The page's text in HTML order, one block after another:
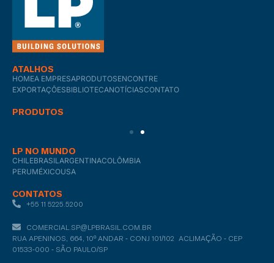
ATALHOS
HOMEA EMPRESAPRODUTOSENCONTRE
EXPORTAÇÕESBIBLIOTECANOTÍCIASCONTATO
PRODUTOS
LP NO MUNDO
CHILEBRASILARGENTINACOLÔMBIA
PERUMÉXICOUSA
CONTATOS
+55 11 5225.5200
COMERCIAL.SP@LPBRASIL.COM.BR
RUA APENINOS, 664, 10º ANDAR - CONJ 101/102 ACLIMAÇÃO - CEP
01533-000 - SÃO PAULO/SP